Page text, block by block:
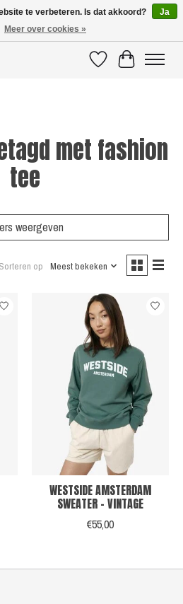
VerlanglijstWinkelwagen
met fashion
tee
weergeven
Sorteren op Meest bekeken
WESTSIDE AMSTERDAM
SWEATER - VINTAGE
€55,00
te verbeteren. Is dat akkoord?
Ja
Meer over cookies »